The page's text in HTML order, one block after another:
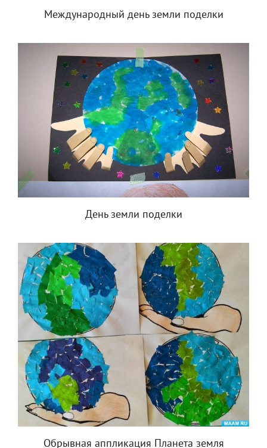
Международный день земли поделки
День земли поделки
Обрывная аппликация Планета земля